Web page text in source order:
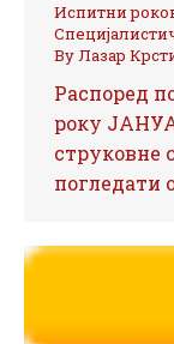
Испитни
ByЛазар
Распоред
року
струковне
погледати